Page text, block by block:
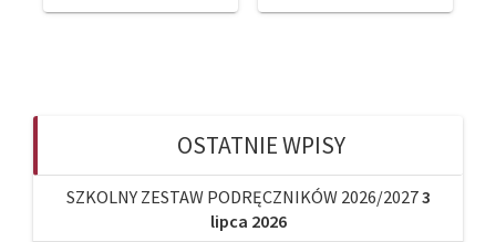
OSTATNIE WPISY
SZKOLNY ZESTAW PODRĘCZNIKÓW 2026/20273
lipca 2026